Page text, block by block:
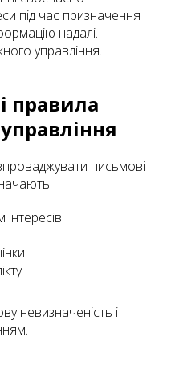
під час призначення
надалі.
управління.
правила
письмові
невизначеність і